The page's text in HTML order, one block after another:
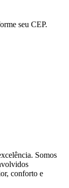
seu CEP.
Somos
conforto e